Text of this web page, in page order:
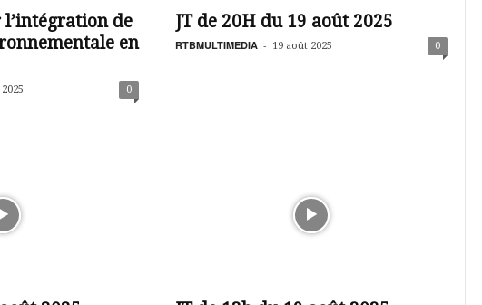
l’intégration de
en
0
JT de 20H du 19 août 2025
RTBMULTIMEDIA - 19 août 2025 0